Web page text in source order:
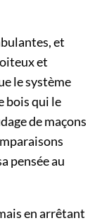
et
et
le système
bois qui le
de maçons
pensée au
en arrêtant